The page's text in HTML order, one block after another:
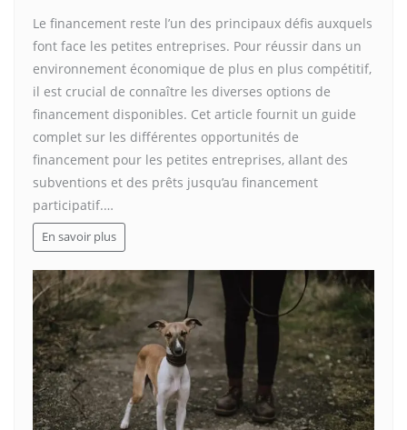
Le financement reste l’un des principaux défis auxquels
font face les petites entreprises. Pour réussir dans un
environnement économique de plus en plus compétitif,
il est crucial de connaître les diverses options de
financement disponibles. Cet article fournit un guide
complet sur les différentes opportunités de
financement pour les petites entreprises, allant des
subventions et des prêts jusqu’au financement
participatif.…
En savoir plus